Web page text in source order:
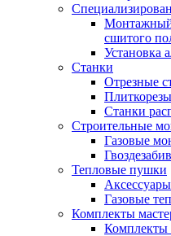
Монтажный
сшитого
Установка
Станки
Отрезные
Плиткорезы
Станки
Строительные
Газовые
Тепловые пушки
Газовые
Комплекты
Комплекты